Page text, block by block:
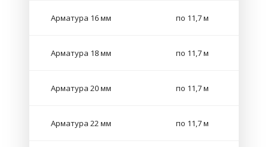
Арматура 16 мм по 11,7 м
Арматура 18 мм по 11,7 м
Арматура 20 мм по 11,7 м
Арматура 22 мм по 11,7 м